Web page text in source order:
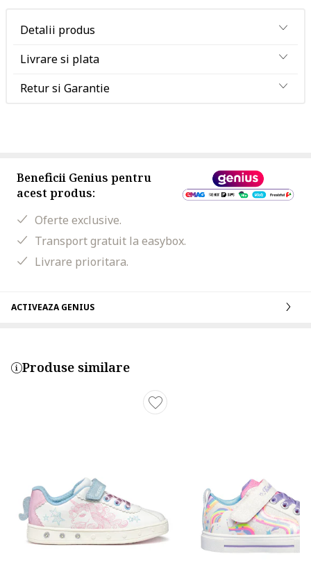
Detalii produs
Livrare si plata
Retur si Garantie
Beneficii Genius pentru
acest produs:
Oferte exclusive.
Transport gratuit la easybox.
Livrare prioritara.
ACTIVEAZA GENIUS
Produse similare